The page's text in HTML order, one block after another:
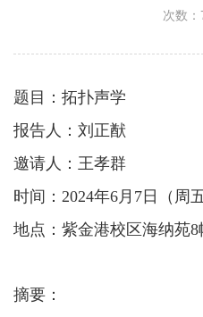
次数：
题目：拓扑声学
报告人：刘正猷
邀请人：王孝群
时间： 2024年6月7 日（周
地点：紫金港校区海纳苑8
摘要：